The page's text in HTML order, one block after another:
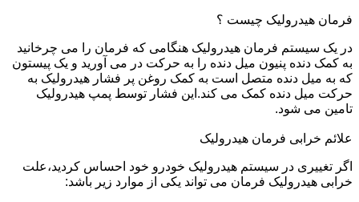
فرمان هیدرولیک چیست ؟
در یک سیستم فرمان هیدرولیک هنگامی که فرمان را می چرخانید
به کمک دنده پنیون میل دنده را به حرکت در می آورید و یک پیستون
که به میل دنده متصل است به کمک روغن پر فشار هیدرولیک به
حرکت میل دنده کمک می کند.این فشار توسط پمپ هیدرولیک
تامین می شود.
علائم خرابی فرمان هیدرولیک
اگر تغییری در سیستم هیدرولیک خودرو خود احساس کردید،علت
خرابی هیدرولیک فرمان می تواند یکی از موارد زیر باشد: